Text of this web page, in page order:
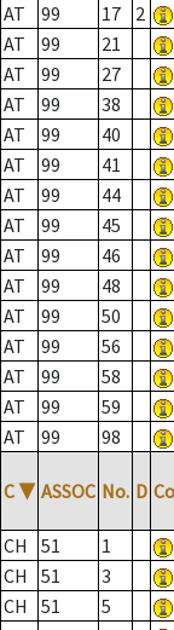
AT
99 17 2
AT
99 21
AT
99 27
AT
99 38
AT
99 40
AT
99 41
AT
99 44
AT
99 45
AT
99 46
AT
99 48
AT
99 50
AT
99 56
AT
99 58
AT
99 59
AT
99 98
C ▼ ASSOC No. D
CH 51 1
CH
51 3
CH
51 5